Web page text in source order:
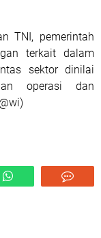
TNI, pemerintah
terkait dalam
sektor dinilai
operasi dan